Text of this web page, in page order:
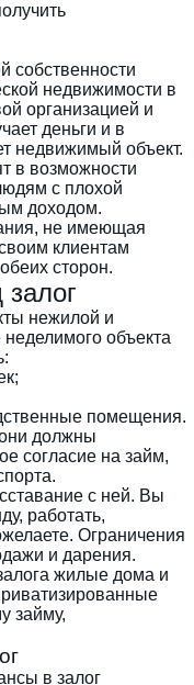
собственности
недвижимости в
организацией и
деньги и в
недвижимый объект.
в возможности
с плохой
доходом.
не имеющая
клиентам
сторон.
залог
нежилой и
объекта
помещения.
они должны
согласие на займ,
с ней. Вы
работать,
Ограничения
и дарения.
жилые дома и
займу,
в залог